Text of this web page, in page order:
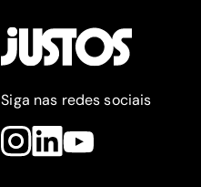
Siga nas redes sociais